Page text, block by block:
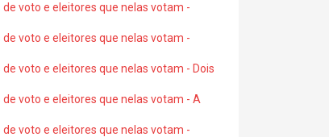
voto e eleitores que nelas votam -
voto e eleitores que nelas votam -
voto e eleitores que nelas votam - Dois
voto e eleitores que nelas votam - A
voto e eleitores que nelas votam -